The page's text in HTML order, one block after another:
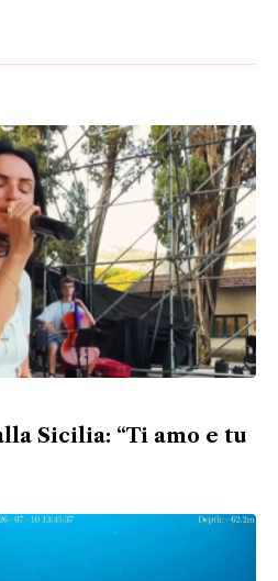
Sicilia: “Ti amo e tu